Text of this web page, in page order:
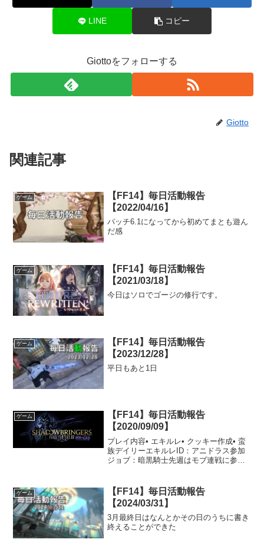
LINE コピー
Giottoをフォローする
Giotto
関連記事
ゲーム
【FF14】毎日活動報告
【2022/04/16】
パッチ6.1になってから初めてまとも遊ん
だ感
ゲーム
【FF14】毎日活動報告
【2021/03/18】
今日はソロでゴージの修行です。
ゲーム
【FF14】毎日活動報告
【2023/12/28】
平日もあと1日
ゲーム
【FF14】毎日活動報告
【2020/09/09】
プレイ内容• エキルレ• クッキー作成• 蛮
族デイリーエキルレID：アニドラス参加
ジョブ：暗黒騎士先週はモブ連戦に参加
キルレもしっかりと回します。最近はタ
ンクを使うなら...
ゲーム
【FF14】毎日活動報告
【2024/03/31】
3月最終日はなんとかその日のうちに書き
終えることができた